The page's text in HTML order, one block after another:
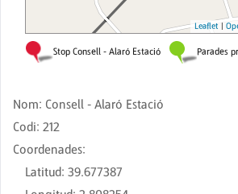
Nom: Consell - Alaró Estació
Codi: 212
Coordenades:
Latitud: 39.677387